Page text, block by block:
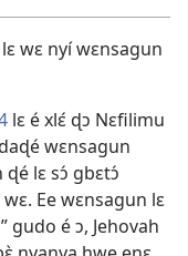
wɛ nyí wɛnsagun
lɛ é xlɛ́ ɖɔ Nɛfilimu
wɛnsagun
lɛ sɔ́ gbɛtɔ́
Ee wɛnsagun lɛ
gudo é ɔ, Jehovah